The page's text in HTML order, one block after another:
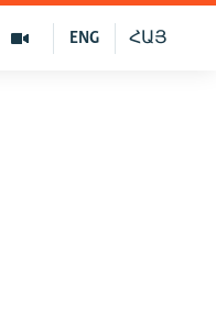
ՀԱՅ
ENG